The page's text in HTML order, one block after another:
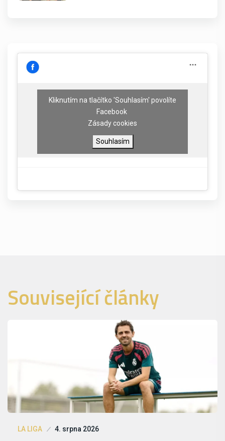
Kliknutím na tlačítko 'Souhlasím' povolíte
Facebook
Zásady cookies
Souhlasím
Související články
LA LIGA 4. srpna 2026